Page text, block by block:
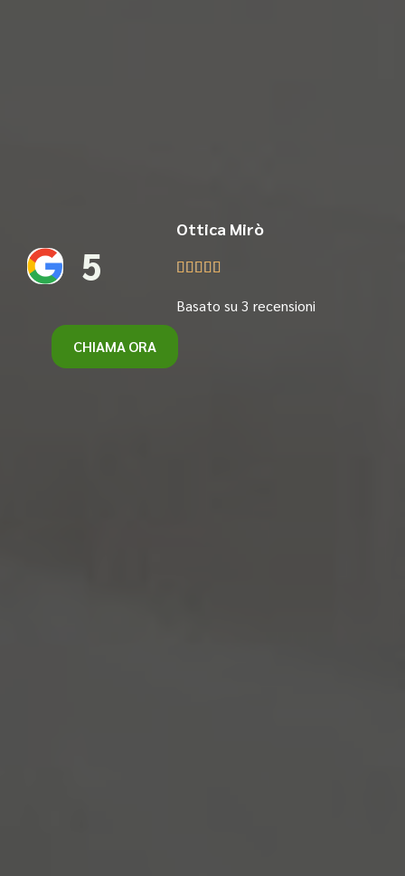
5
Ottica Mirò
    
Basato su 3 recensioni
CHIAMA ORA